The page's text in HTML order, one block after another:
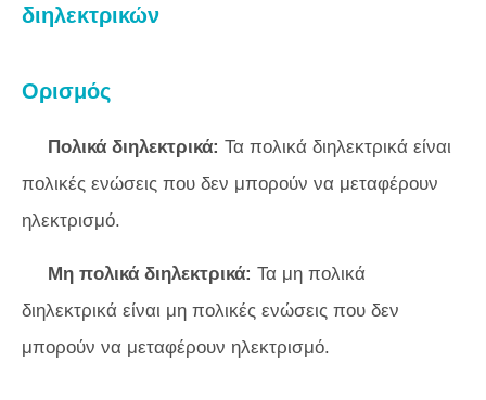
διηλεκτρικών
Ορισμός
Πολικά διηλεκτρικά: Τα πολικά διηλεκτρικά είναι
πολικές ενώσεις που δεν μπορούν να μεταφέρουν
ηλεκτρισμό.
Μη πολικά διηλεκτρικά: Τα μη πολικά
διηλεκτρικά είναι μη πολικές ενώσεις που δεν
μπορούν να μεταφέρουν ηλεκτρισμό.